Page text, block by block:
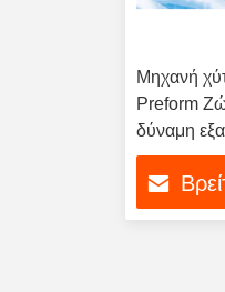
Μηχανή
Preform
δύναμη
χύτευσης